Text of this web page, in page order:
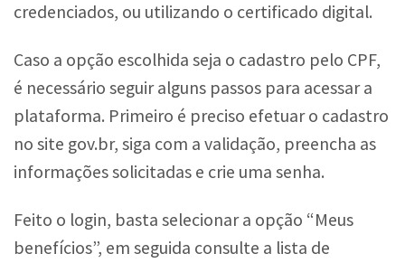
credenciados, ou utilizando o certificado digital.
Caso a opção escolhida seja o cadastro pelo CPF,
é necessário seguir alguns passos para acessar a
plataforma. Primeiro é preciso efetuar o cadastro
no site gov.br, siga com a validação, preencha as
informações solicitadas e crie uma senha.
Feito o login, basta selecionar a opção “Meus
benefícios”, em seguida consulte a lista de